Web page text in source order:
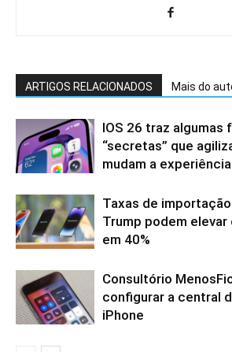
ARTIGOS RELACIONADOS Mais do
IOS 26 traz algumas
“secretas” que
mudam a
Taxas de
Trump podem
em 40%
Consultório
configurar a central
iPhone